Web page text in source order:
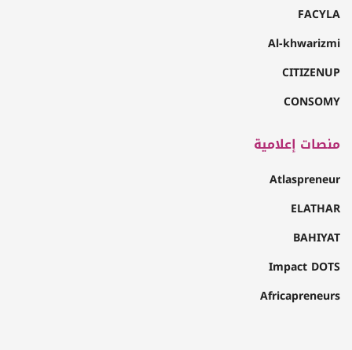
FACYLA
Al-khwarizmi
CITIZENUP
CONSOMY
منصات إعلامية
Atlaspreneur
ELATHAR
BAHIYAT
Impact DOTS
Africapreneurs